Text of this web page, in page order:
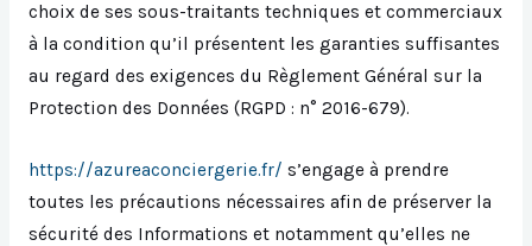
choix de ses sous-traitants techniques et commerciaux
à la condition qu’il présentent les garanties suffisantes
au regard des exigences du Règlement Général sur la
Protection des Données (RGPD : n° 2016-679).
https://azureaconciergerie.fr/ s’engage à prendre
toutes les précautions nécessaires afin de préserver la
sécurité des Informations et notamment qu’elles ne